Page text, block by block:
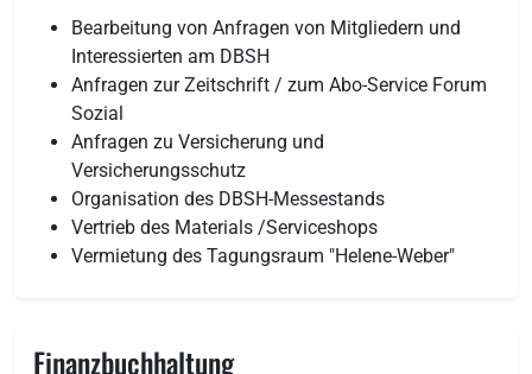
Bearbeitung von Anfragen von Mitgliedern und
Interessierten am DBSH
Anfragen zur Zeitschrift / zum Abo-Service Forum
Sozial
Anfragen zu Versicherung und
Versicherungsschutz
Organisation des DBSH-Messestands
Vertrieb des Materials /Serviceshops
Vermietung des Tagungsraum "Helene-Weber"
Finanzbuchhaltung